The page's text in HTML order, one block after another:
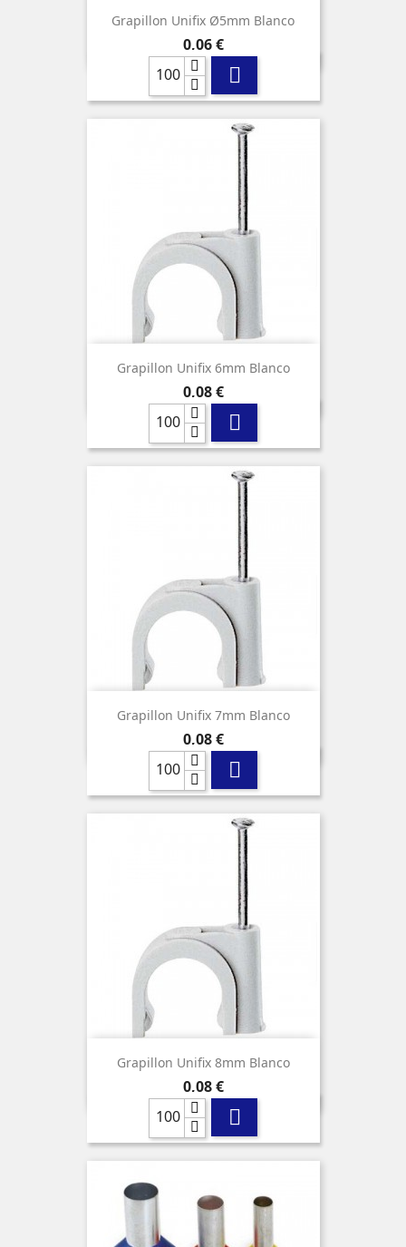
Grapillon Unifix Ø5mm Blanco
Precio
0,06 €

Grapillon Unifix 6mm Blanco
Precio
0,08 €

Grapillon Unifix 7mm Blanco
Precio
0,08 €

Grapillon Unifix 8mm Blanco
Precio
0,08 €
